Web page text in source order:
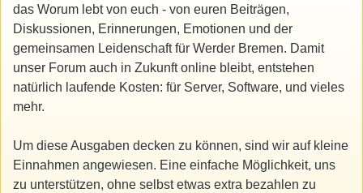
das Worum lebt von euch - von euren Beiträgen,
Diskussionen, Erinnerungen, Emotionen und der
gemeinsamen Leidenschaft für Werder Bremen. Damit
unser Forum auch in Zukunft online bleibt, entstehen
natürlich laufende Kosten: für Server, Software, und vieles
mehr.
Um diese Ausgaben decken zu können, sind wir auf kleine
Einnahmen angewiesen. Eine einfache Möglichkeit, uns
zu unterstützen, ohne selbst etwas extra bezahlen zu